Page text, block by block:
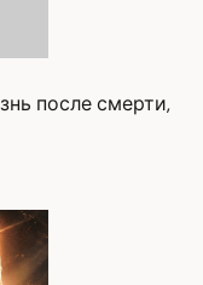
после смерти,